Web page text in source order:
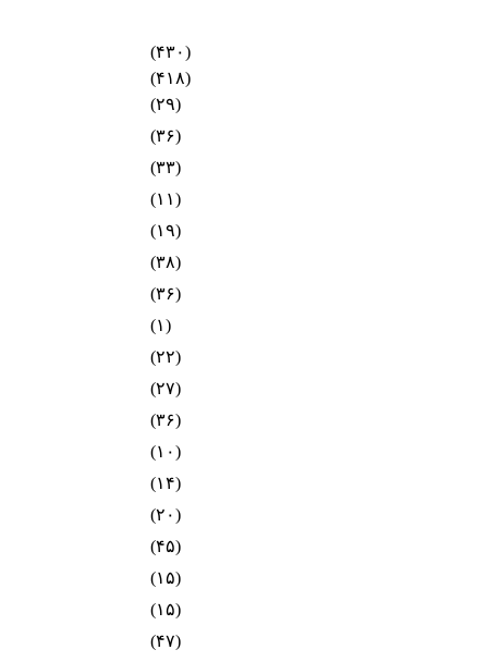
(۴۳۰)
(۴۱۸)
(۲۹)
(۳۶)
(۳۳)
(۱۱)
(۱۹)
(۳۸)
(۳۶)
(۱)
(۲۲)
(۲۷)
(۳۶)
(۱۰)
(۱۴)
(۲۰)
(۴۵)
(۱۵)
(۱۵)
(۴۷)